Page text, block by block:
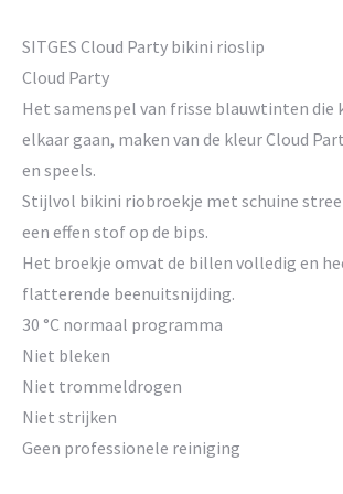
SITGES Cloud Party bikini rioslip
Cloud Party
Het samenspel van frisse blauwtinten die
elkaar gaan, maken van de kleur Cloud
en speels.
Stijlvol bikini riobroekje met schuine
een effen stof op de bips.
Het broekje omvat de billen volledig en
flatterende beenuitsnijding.
30 °C normaal programma
Niet bleken
Niet trommeldrogen
Niet strijken
Geen professionele reiniging